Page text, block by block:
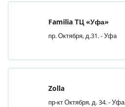
Familia ТЦ «Уфа»
пр. Октября, д.31. - Уфа
Zolla
пр-кт Октября, д. 34. - Уфа